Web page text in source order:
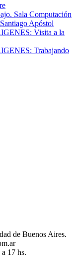
Sala Computación
Apóstol
Visita a la
Trabajando
de Buenos Aires.
17 hs.